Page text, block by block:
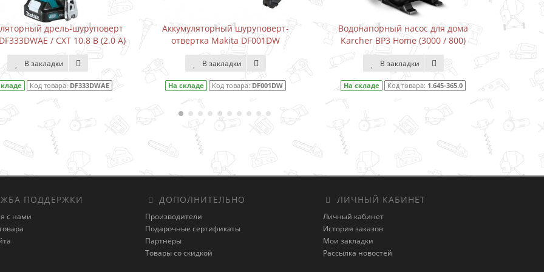
Аккумуляторный шуруповерт-
отвертка Makita DF001DW
В закладки
На складе Код товара:DF001DW
Водонапорный насос для дома
Karcher BP3 Home (3000 / 800)
В закладки
На складе Код товара: 1.645-365.0
Водонапорный насос для дома
Karcher BP3 Home&Garden (3300 /
В закладки
1.645-353.0
ПОДДЕРЖКИ
с нами
ДОПОЛНИТЕЛЬНО
Производители
Подарочные сертификаты
Партнёры
Товары со скидкой
ЛИЧНЫЙ КАБИНЕТ
Личный кабинет
История заказов
Мои закладки
Рассылка новостей